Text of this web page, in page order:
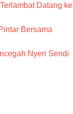
Datang ke
Bersama
Nyeri Sendi